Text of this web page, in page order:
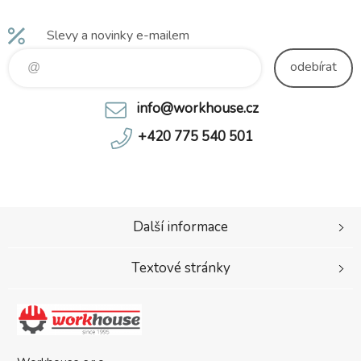
Slevy a novinky e-mailem
odebírat
info@workhouse.cz
+420 775 540 501
Další informace
Textové stránky